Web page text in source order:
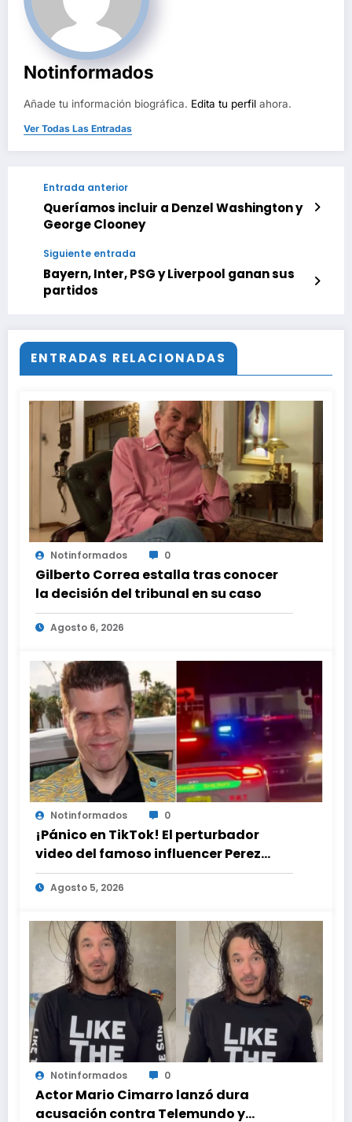
Notinformados
Añade tu información biográfica. Edita tu perfil ahora.
Ver Todas Las Entradas
Entrada anterior
Queríamos incluir a Denzel Washington y
George Clooney
Siguiente entrada
Bayern, Inter, PSG y Liverpool ganan sus
partidos
ENTRADAS RELACIONADAS
Notinformados 0
Gilberto Correa estalla tras conocer
la decisión del tribunal en su caso
Agosto 6, 2026
Notinformados 0
¡Pánico en TikTok! El perturbador
video del famoso influencer Perez
Hilton que obligó a sus fans a pedir
ayuda médica
Agosto 5, 2026
Notinformados 0
Actor Mario Cimarro lanzó dura
acusación contra Telemundo y